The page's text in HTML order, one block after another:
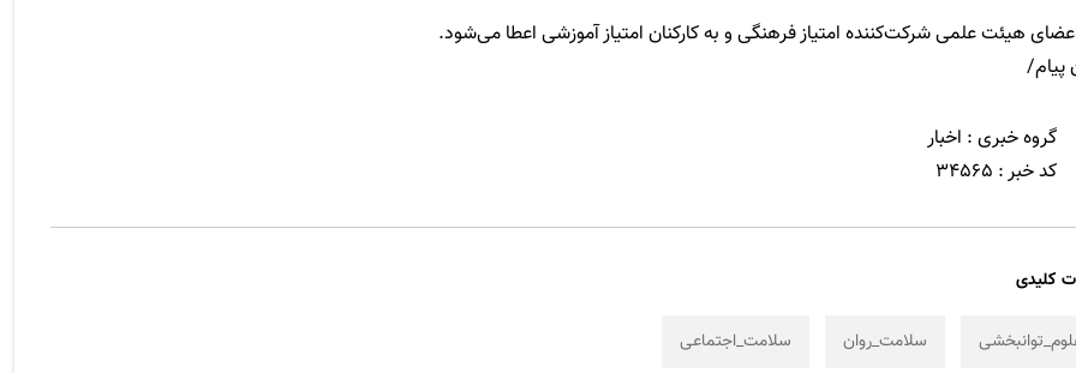
هیئت علمی شرکت‌کننده امتیاز فرهنگی و به کارکنان امتیاز آموزشی اعطا می‌شود.
پیام/
گروه خبری : اخبار
کد خبر : 34565
کلیدی
سلامت_روان سلامت_اجتماعی